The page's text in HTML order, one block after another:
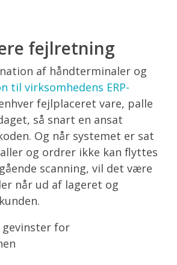
fejlretning
af håndterminaler og
til virksomhedens ERP-
fejlplaceret vare, palle
så snart en ansat
Og når systemet er sat
og ordrer ikke kan flyttes
scanning, vil det være
når ud af lageret og
gevinster for